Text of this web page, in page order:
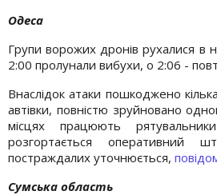
Одеса
Групи ворожих дронів рухалися в
2:00 пролунали вибухи, о 2:06 -
Внаслідок атаки пошкоджено
автівки, повністю зруйновано
місцях працюють
розгортається оперативний
постраждалих уточнюється,
Сумська область